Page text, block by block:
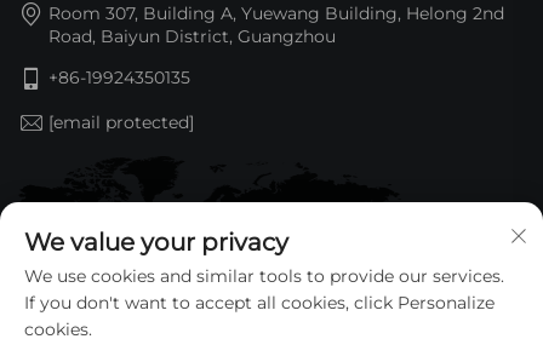
Room 307, Building A, Yuewang Building, Helong 2nd
Road, Baiyun District, Guangzhou
+86-19924350135
[email protected]
We value your privacy
We use cookies and similar tools to provide our services.
If you don't want to accept all cookies, click Personalize
cookies.